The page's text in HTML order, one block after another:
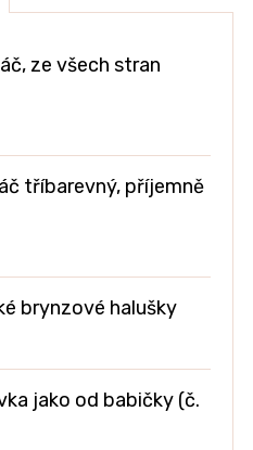
ze všech stran
tříbarevný, příjemně
brynzové halušky
jako od babičky (č.